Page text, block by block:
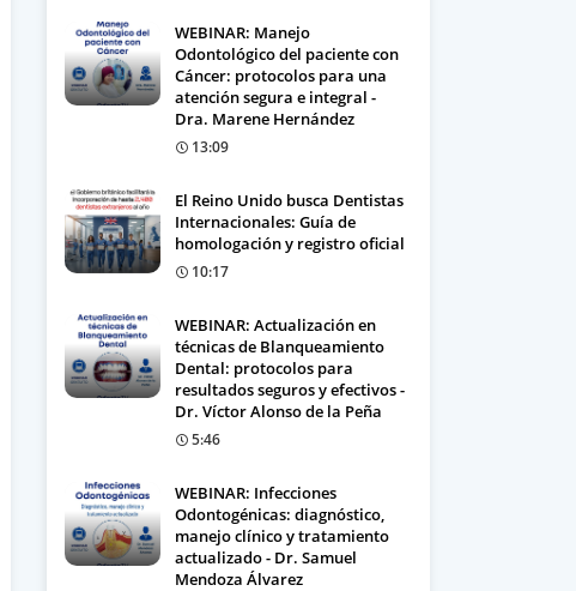
WEBINAR: Manejo
Odontológico del paciente con
Cáncer: protocolos para una
atención segura e integral -
Dra. Marene Hernández
13:09
El Reino Unido busca Dentistas
Internacionales: Guía de
homologación y registro oficial
10:17
WEBINAR: Actualización en
técnicas de Blanqueamiento
Dental: protocolos para
resultados seguros y efectivos -
Dr. Víctor Alonso de la Peña
5:46
WEBINAR: Infecciones
Odontogénicas: diagnóstico,
manejo clínico y tratamiento
actualizado - Dr. Samuel
Mendoza Álvarez